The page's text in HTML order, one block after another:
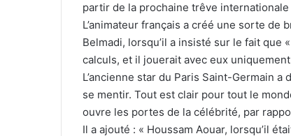
partir de la prochaine trêve
L’animateur français a créé une sorte de
Belmadi, lorsqu’il a insisté sur le fait que
calculs, et il jouerait avec eux
L’ancienne star du Paris Saint-Germain
se mentir. Tout est clair pour tout le
ouvre les portes de la célébrité, par
Il a ajouté : « Houssam Aouar, lorsqu’il